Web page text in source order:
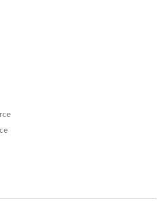
cómo podemos mejorar!